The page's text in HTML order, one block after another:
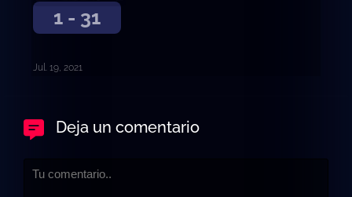
1 - 31
Jul. 19, 2021
Deja un comentario